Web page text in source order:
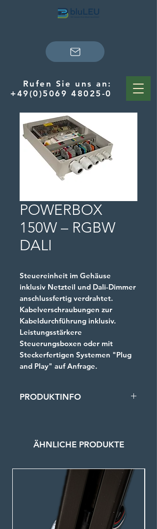
Rufen Sie uns an:
+49(0)5069 48025-0
POWERBOX
150W – RGBW
DALI
Steuereinheit im Gehäuse
inklusiv Netzteil und Dali-Dimmer
anschlussfertig verdrahtet.
Kabelverschraubungen zur
Kabeldurchführung inklusiv.
Leistungsstärkere
Steuerungsboxen oder mit
Steckerfertigen Systemen "Plug
and Play" auf Anfrage.
PRODUKTINFO
Betriebsspannung: 85-264 V
AC, 47-63 Hz
Max. Last: 150 W
Dimmer für RGBW LED
Anschlüsse:
Klemmterminals für
- 230VDC
ÄHNLICHE PRODUKTE